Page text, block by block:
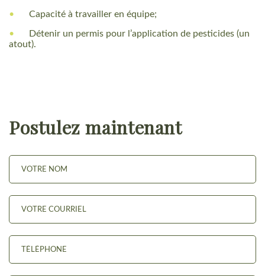
Capacité à travailler en équipe;
Détenir un permis pour l’application de pesticides (un
atout).
Postulez maintenant